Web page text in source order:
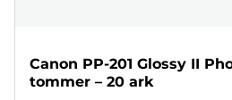
Canon PP-201 Glossy II
tommer – 20 ark